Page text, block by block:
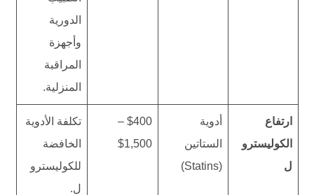
الدورية
وأجهزة
المراقبة
المنزلية.
ارتفاع
الكوليسترو
ل
أدوية
الستاتين
(Statins)
$400 –
$1,500
تكلفة الأدوية
الخافضة
للكوليسترو
ل.